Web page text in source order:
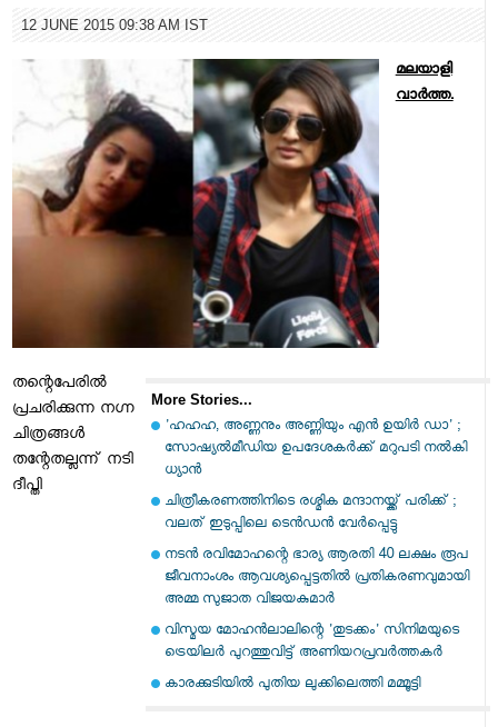
12 JUNE 2015 09:38 AM IST
മലയാളി
വാര്‍ത്ത.
More Stories...
'ഹഹഹ, അണ്ണനും അണ്ണിയും എന്‍ ഉയിര്‍ ഡാ' ;
സോഷ്യല്‍മീഡിയ ഉപദേശകര്‍ക്ക് മറുപടി നല്‍കി
ധ്യാന്‍
ചിത്രീകരണത്തിനിടെ രശ്മിക മന്ദാനയ്ക്ക് പരിക്ക് ;
വലത് ഇടുപ്പിലെ ടെന്‍ഡന്‍ വേര്‍പ്പെട്ടു
നടന്‍ രവിമോഹന്റെ ഭാര്യ ആരതി 40 ലക്ഷം രൂപ
ജീവനാംശം ആവശ്യപ്പെട്ടതില്‍ പ്രതികരണവുമായി
അമ്മ സുജാത വിജയകുമാര്‍
വിസ്മയ മോഹന്‍ലാലിന്റെ 'തുടക്കം' സിനിമയുടെ
ട്രെയിലര്‍ പുറത്തുവിട്ട് അണിയറപ്രവര്‍ത്തകര്‍
കാരക്കുടിയില്‍ പുതിയ ലുക്കിലെത്തി മമ്മൂട്ടി
തന്റെപേരില്‍
പ്രചരിക്കുന്ന നഗ്ന
ചിത്രങ്ങള്‍
തന്റേതല്ലന്ന് നടി
ദീപ്തി